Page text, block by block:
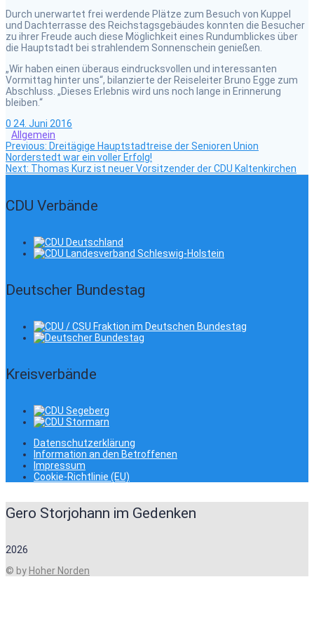
Durch unerwartet frei werdende Plätze zum Besuch von Kuppel
und Dachterrasse des Reichstagsgebäudes konnten die Besucher
zu ihrer Freude auch diese Möglichkeit eines Rundumblickes über
die Hauptstadt bei strahlendem Sonnenschein genießen.
„Wir haben einen überaus eindrucksvollen und interessanten
Vormittag hinter uns“, bilanzierte der Reiseleiter Bruno Egge zum
Abschluss. „Dieses Erlebnis wird uns noch lange in Erinnerung
bleiben.“
0 24. Juni 2016
Allgemein
Beitragsnavigation
Previous: Previous
post:
Dreitägige Hauptstadtreise der Senioren Union
Norderstedt war ein voller Erfolg!
Next: Next
Thomas Kurz ist neuer Vorsitzender der CDU Kaltenkirchen
CDU Verbände
Deutscher Bundestag
Kreisverbände
Datenschutzerklärung
Information an den Betroffenen
Impressum
Cookie-Richtlinie (EU)
Gero Storjohann im Gedenken
2026
© by Hoher Norden